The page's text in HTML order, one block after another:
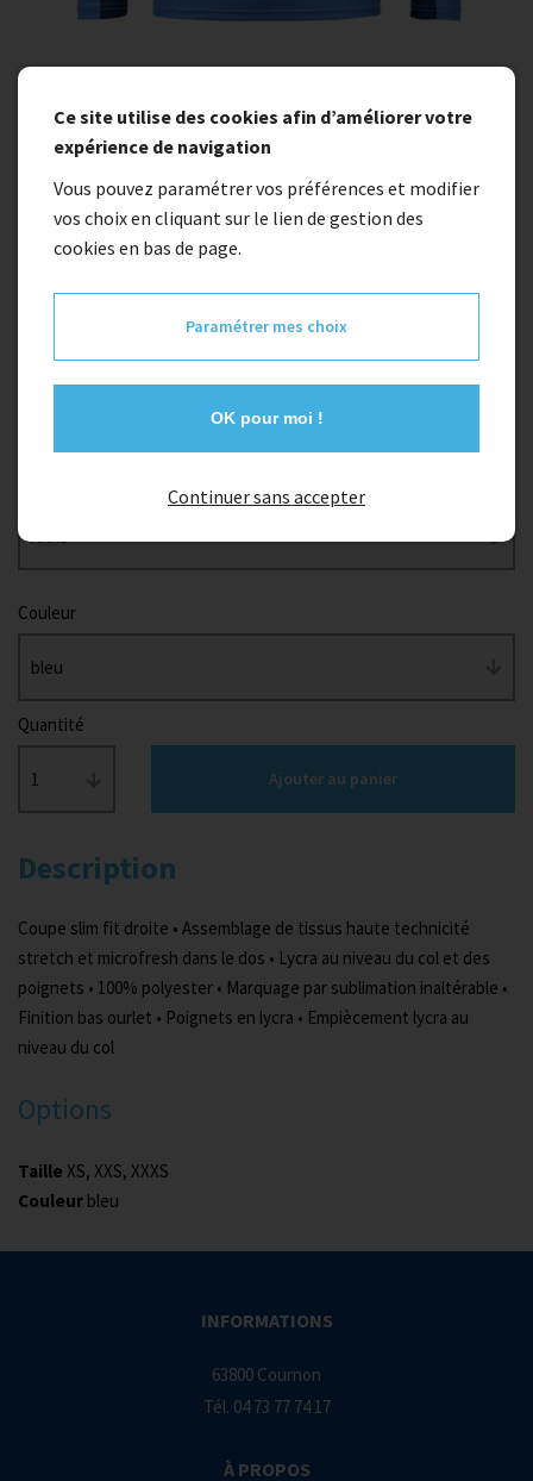
En stock
Maillot KENNY PROLIGHT kid BLEU
45,00 €
XXXS
Couleur
bleu
Quantité
1 Ajouter au panier
Description
Coupe slim fit droite • Assemblage de tissus haute technicité
stretch et microfresh dans le dos • Lycra au niveau du col et des
poignets • 100% polyester • Marquage par sublimation inaltérable •
Finition bas ourlet • Poignets en lycra • Empiècement lycra au
niveau du col
Options
Taille XS, XXS, XXXS
Couleur bleu
INFORMATIONS
63800 Cournon
Tél. 04 73 77 74 17
À PROPOS
Ce site utilise des cookies afin d’améliorer votre
expérience de navigation
Vous pouvez paramétrer vos préférences et modifier
vos choix en cliquant sur le lien de gestion des
cookies en bas de page.
Paramétrer mes choix
OK pour moi !
Continuer sans accepter